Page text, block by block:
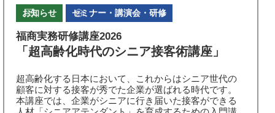
お知らせ セミナー・講演会・研修
福商実務研修講座2026
「超高齢化時代のシニア接客術講座」
超高齢化する日本において、これからはシニア世代の
顧客に対する接客が秀でた企業が選ばれる時代です。
本講座では、企業がシニアに行き届いた接客ができる